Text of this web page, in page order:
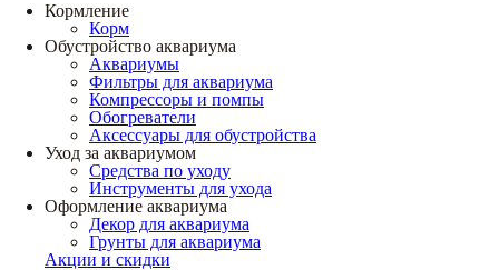
Кормление
Корм
Обустройство аквариума
Аквариумы
Фильтры для аквариума
Компрессоры и помпы
Обогреватели
Аксессуары для обустройства
Уход за аквариумом
Средства по уходу
Инструменты для ухода
Оформление аквариума
Декор для аквариума
Грунты для аквариума
Акции и скидки